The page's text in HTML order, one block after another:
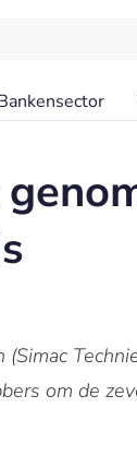
(Simac
om de